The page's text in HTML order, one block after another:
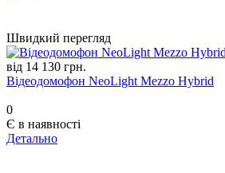
Швидкий перегляд
від 14 130 грн.
Відеодомофон NeoLight Mezzo Hybrid
0
Є в наявності
Детально